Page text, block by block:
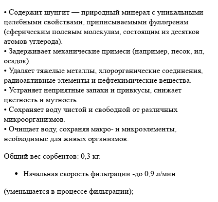
• Содержит шунгит — природный минерал с уникальными
целебными свойствами, приписываемыми фуллеренам
(сферическим полевым молекулам, состоящим из десятков
атомов углерода).
• Задерживает механические примеси (например, песок, ил,
осадок).
• Удаляет тяжелые металлы, хлорорганические соединения,
радиоактивные элементы и нефтехимические вещества.
• Устраняет неприятные запахи и привкусы, снижает
цветность и мутность.
• Сохраняет воду чистой и свободной от различных
микроорганизмов.
• Очищает воду, сохраняя макро- и микроэлементы,
необходимые для живых организмов.
Общий вес сорбентов: 0,3 кг.
Начальная скорость фильтрации -до 0,9 л/мин
(уменьшается в процессе фильтрации);